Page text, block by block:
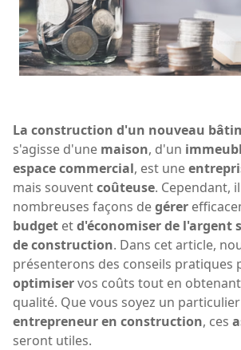
La construction d'un nouveau
s'agisse d'une maison, d'un
espace commercial, est une
mais souventcoûteuse. Cependant,
nombreuses façons degérer
budget etd'économiser de l'argent
de construction. Dans cet article,
présenterons des conseils pratiques
optimiservos coûts tout en
qualité. Que vous soyez un
entrepreneur en construction, ces
seront utiles.